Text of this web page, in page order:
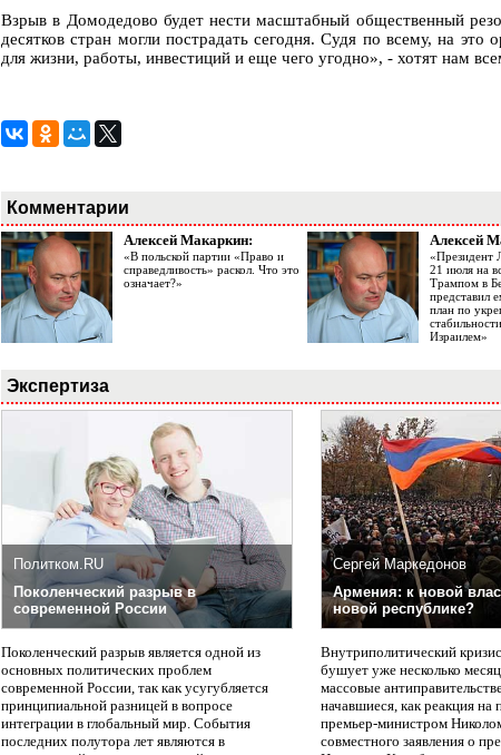
Взрыв в Домодедово будет нести масштабный общественный
десятков стран могли пострадать сегодня. Судя по всему, на это
для жизни, работы, инвестиций и еще чего угодно», - хотят нам
Комментарии
Алексей Макаркин:
«В польской партии «Право и
справедливость» раскол. Что это
означает?»
Алексей
«Президент
21 июля на
Трампом в
представил
план по
Израилем»
Экспертиза
Политком.RU
Поколенческий разрыв в
современной России
Поколенческий разрыв является одной из
основных политических проблем
современной России, так как усугубляется
принципиальной разницей в вопросе
интеграции в глобальный мир. События
последних полутора лет являются в
Сергей Маркедонов
Армения: к новой
новой республике?
Внутриполитический
бушует уже несколько
массовые
начавшиеся, как реакция на
премьер-министром
совместного заявления о